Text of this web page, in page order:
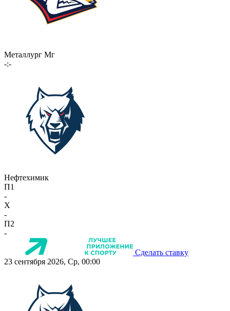
Металлург Мг
-:-
Нефтехимик
П1
-
X
-
П2
-
Сделать ставку
23 сентября 2026, Ср, 00:00